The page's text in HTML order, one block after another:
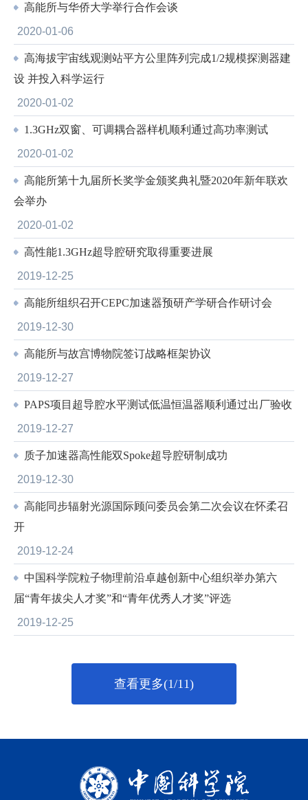
高能所与华侨大学举行合作会谈
2020-01-06
高海拔宇宙线观测站平方公里阵列完成1/2规模探测器建
设 并投入科学运行
2020-01-02
1.3GHz双窗、可调耦合器样机顺利通过高功率测试
2020-01-02
高能所第十九届所长奖学金颁奖典礼暨2020年新年联欢
会举办
2020-01-02
高性能1.3GHz超导腔研究取得重要进展
2019-12-25
高能所组织召开CEPC加速器预研产学研合作研讨会
2019-12-30
高能所与故宫博物院签订战略框架协议
2019-12-27
PAPS项目超导腔水平测试低温恒温器顺利通过出厂验收
2019-12-27
质子加速器高性能双Spoke超导腔研制成功
2019-12-30
高能同步辐射光源国际顾问委员会第二次会议在怀柔召
开
2019-12-24
中国科学院粒子物理前沿卓越创新中心组织举办第六
届“青年拔尖人才奖”和“青年优秀人才奖”评选
2019-12-25
查看更多(1/11)